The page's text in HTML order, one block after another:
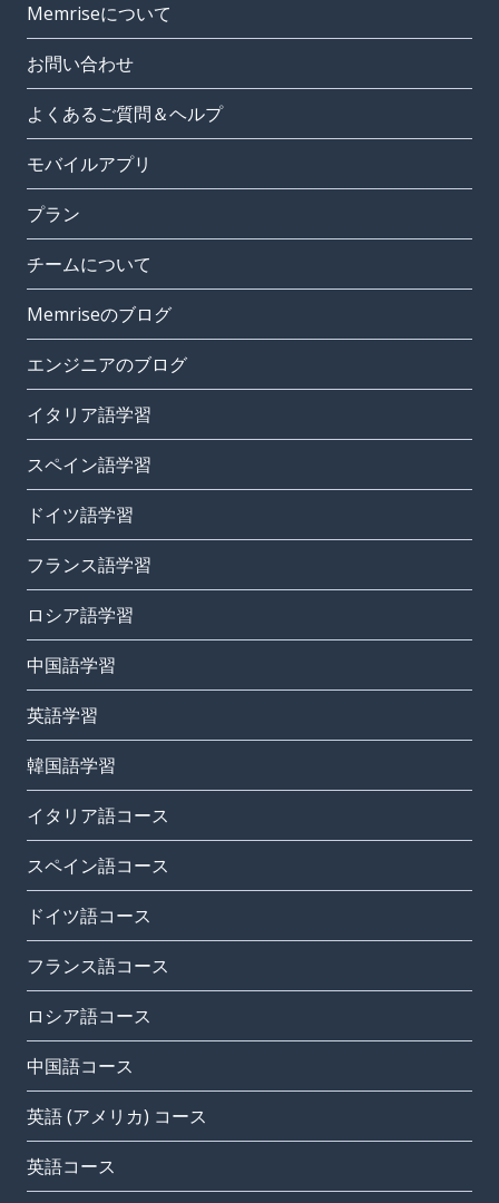
Memriseについて
お問い合わせ
よくあるご質問＆ヘルプ
モバイルアプリ
プラン
チームについて
Memriseのブログ
エンジニアのブログ
イタリア語学習
スペイン語学習
ドイツ語学習
フランス語学習
ロシア語学習
中国語学習
英語学習
韓国語学習
イタリア語コース
スペイン語コース
ドイツ語コース
フランス語コース
ロシア語コース
中国語コース
英語 (アメリカ) コース
英語コース